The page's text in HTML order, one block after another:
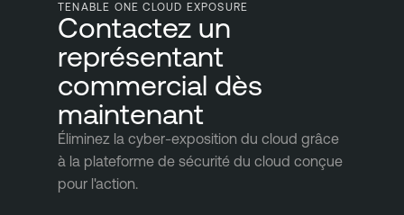
TENABLE ONE CLOUD EXPOSURE
Contactez un
représentant
commercial dès
maintenant
Éliminez la cyber-exposition du cloud grâce
à la plateforme de sécurité du cloud conçue
pour l'action.